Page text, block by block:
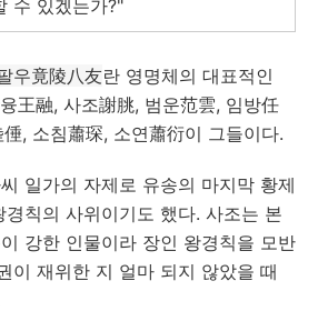
수 있겠는가?"
우竟陵八友란 영명체의 대표적인
王融, 사조謝朓, 범운范雲, 임방任
, 소침蕭琛, 소연蕭衍이 그들이다.
일가의 자제로 유송의 마지막 황제
칙의 사위이기도 했다. 사조는 본
강한 인물이라 장인 왕경칙을 모반
이 재위한 지 얼마 되지 않았을 때